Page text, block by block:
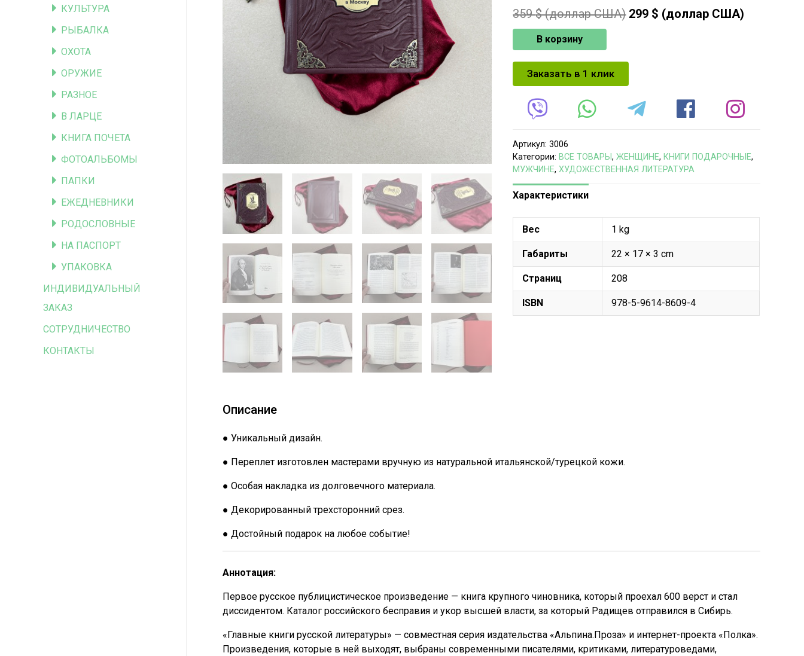
КУЛЬТУРА
РЫБАЛКА
ОХОТА
ОРУЖИЕ
РАЗНОЕ
В ЛАРЦЕ
КНИГА ПОЧЕТА
ФОТОАЛЬБОМЫ
ПАПКИ
ЕЖЕДНЕВНИКИ
РОДОСЛОВНЫЕ
НА ПАСПОРТ
УПАКОВКА
ИНДИВИДУАЛЬНЫЙ
ЗАКАЗ
СОТРУДНИЧЕСТВО
КОНТАКТЫ
359$ (доллар США) 299 $ (доллар США)
В корзину
Заказать в 1 клик
Артикул:3006
Категории: ВСЕ ТОВАРЫ,ЖЕНЩИНЕ, КНИГИ ПОДАРОЧНЫЕ,
МУЖЧИНЕ,ХУДОЖЕСТВЕННАЯ ЛИТЕРАТУРА
Характеристики
Вес 1 kg
Габариты 22 × 17 × 3 cm
Страниц 208
ISBN 978-5-9614-8609-4
Описание
● Уникальный дизайн.
● Переплет изготовлен мастерами вручную из натуральной итальянской/турецкой кожи.
● Особая накладка из долговечного материала.
● Декорированный трехсторонний срез.
● Достойный подарок на любое событие!
Аннотация:
Первое русское публицистическое произведение — книга крупного чиновника, который проехал 600 верст и стал
диссидентом. Каталог российского бесправия и укор высшей власти, за который Радищев отправился в Сибирь.
«Главные книги русской литературы» — совместная серия издательства «Альпина.Проза» и интернет-проекта «Полка».
Произведения, которые в ней выходят, выбраны современными писателями, критиками, литературоведами,